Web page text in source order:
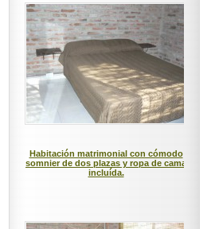
Habitación matrimonial con cómodo
somnier de dos plazas y ropa de cama
incluída.